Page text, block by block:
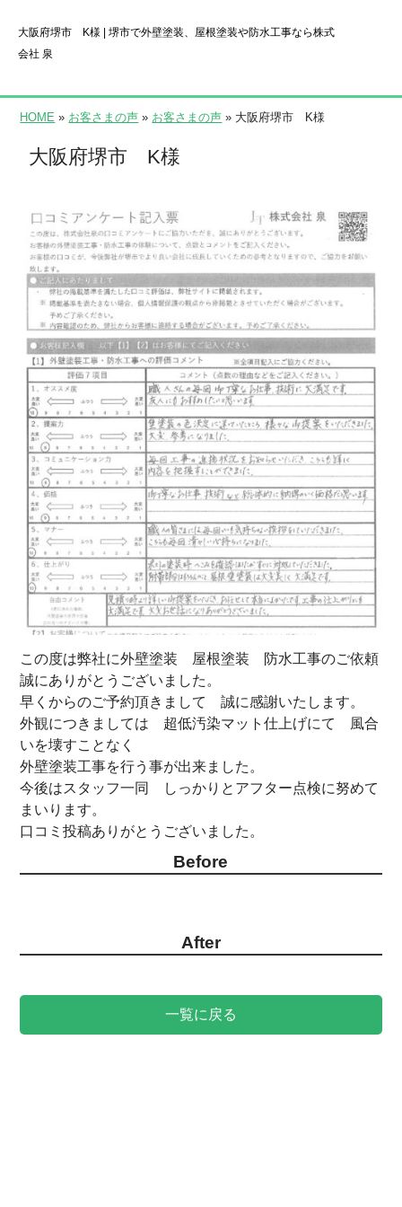
大阪府堺市 K様 | 堺市で外壁塗装、屋根塗装や防水工事なら株式
会社 泉
HOME » お客さまの声 » お客さまの声 » 大阪府堺市 K様
大阪府堺市 K様
この度は弊社に外壁塗装 屋根塗装 防水工事のご依頼
誠にありがとうございました。
早くからのご予約頂きまして 誠に感謝いたします。
外観につきましては 超低汚染マット仕上げにて 風合
いを壊すことなく
外壁塗装工事を行う事が出来ました。
今後はスタッフ一同 しっかりとアフター点検に努めて
まいります。
口コミ投稿ありがとうございました。
Before
After
一覧に戻る